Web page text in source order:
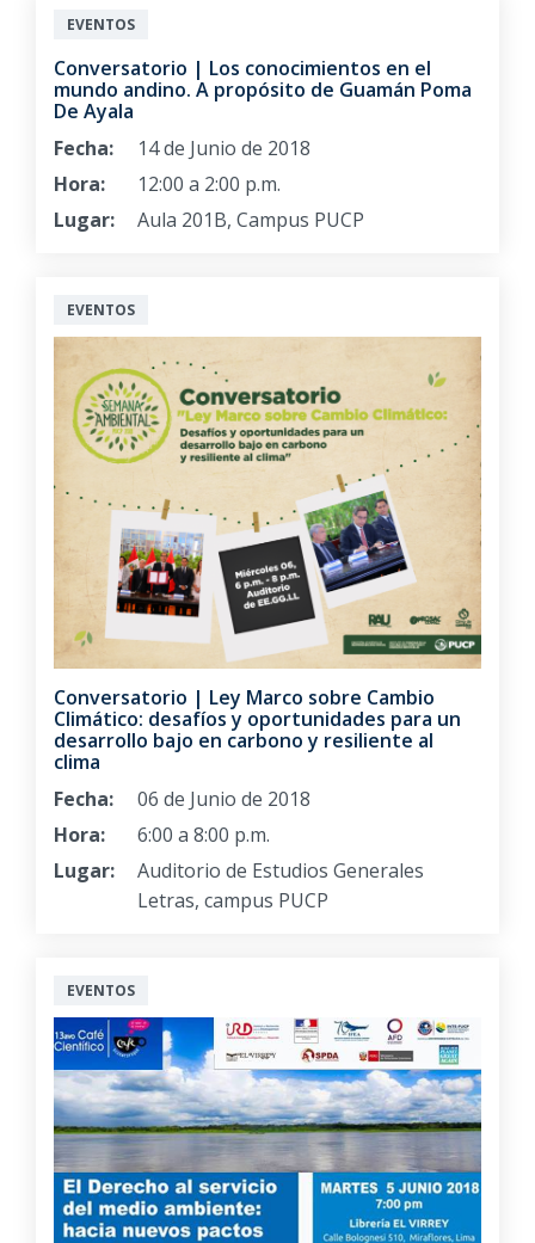
EVENTOS
Conversatorio | Los conocimientos en el
mundo andino. A propósito de Guamán Poma
De Ayala
Fecha:
14 de Junio de 2018
Hora:
12:00 a 2:00 p.m.
Lugar:
Aula 201B, Campus PUCP
EVENTOS
Conversatorio | Ley Marco sobre Cambio
Climático: desafíos y oportunidades para un
desarrollo bajo en carbono y resiliente al
clima
Fecha:
06 de Junio de 2018
Hora:
6:00 a 8:00 p.m.
Lugar:
Auditorio de Estudios Generales
Letras, campus PUCP
EVENTOS